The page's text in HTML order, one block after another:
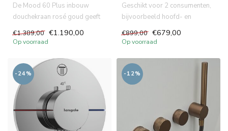
De Mood 60 Plus inbouw
douchekraan rosé goud geeft
€1.389,00 €1.190,00
Op voorraad
Geschikt voor 2 consumenten,
bijvoorbeeld hoofd- en
€899,00 €679,00
Op voorraad
-24% -12%